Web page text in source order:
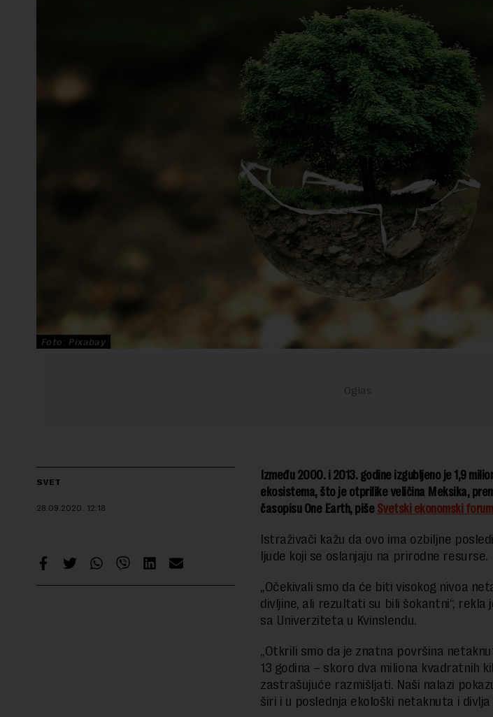
Foto: Pixabay
SVET
28.09.2020. 12:18
Između 2000. i 2013. godine izgubljeno je 1,9
ekosistema, što je otprilike veličina Meksika,
časopisu One Earth, piše Svetski ekonomski forum
Istraživači kažu da ovo ima ozbiljne
ljude koji se oslanjaju na prirodne resurse.
„Očekivali smo da će biti visokog nivoa
divljine, ali rezultati su bili šokantni“, rekla
sa Univerziteta u Kvinslendu.
„Otkrili smo da je znatna površina
13 godina – skoro dva miliona kvadratnih
zastrašujuće razmišljati. Naši nalazi
širi i u poslednja ekološki netaknuta i divlja